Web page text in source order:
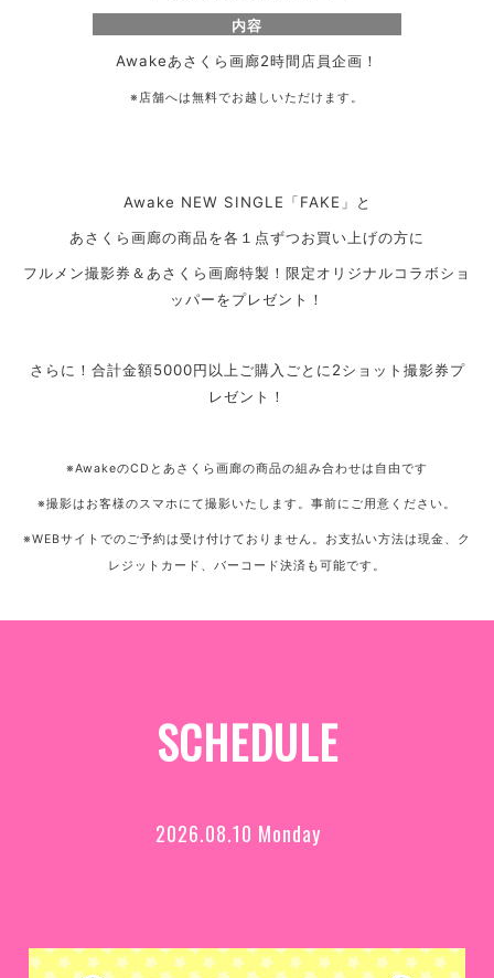
内容
Awakeあさくら画廊2時間店員企画！
※店舗へは無料でお越しいただけます。
Awake NEW SINGLE「FAKE」と
あさくら画廊の商品を各１点ずつお買い上げの方に
フルメン撮影券＆あさくら画廊特製！限定オリジナルコラボショ
ッパーをプレゼント！
さらに！合計金額5000円以上ご購入ごとに2ショット撮影券プ
レゼント！
※AwakeのCDとあさくら画廊の商品の組み合わせは自由です
※撮影はお客様のスマホにて撮影いたします。事前にご用意ください。
※WEBサイトでのご予約は受け付けておりません。お支払い方法は現金、ク
レジットカード、バーコード決済も可能です。
SCHEDULE
2026.08.10 Monday